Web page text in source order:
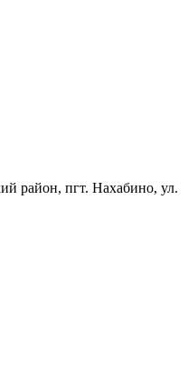
район, пгт. Нахабино, ул.